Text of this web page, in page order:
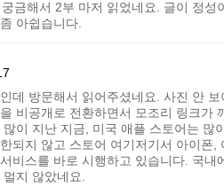
금해서 2부 마저 읽었네요. 글이 정성
아쉽습니다.
데 방문해서 읽어주셨네요. 사진 안 보
비공개로 전환하면서 모조리 링크가
이 지난 지금, 미국 애플 스토어는 많
되지 않고 스토어 여기저기서 아이폰,
비스를 바로 시행하고 있습니다. 국내
지 않았네요.